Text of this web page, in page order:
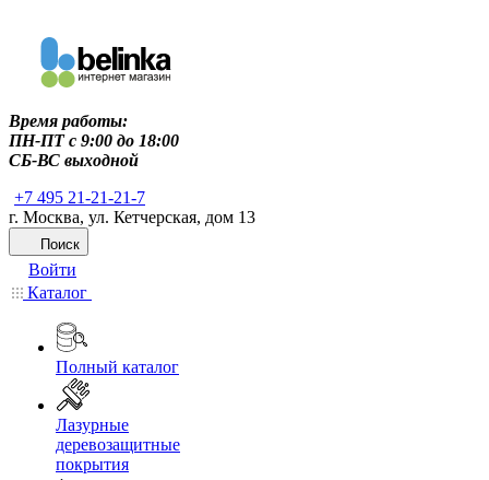
Время работы:
ПН-ПТ c 9:00 до 18:00
СБ-ВС выходной
+7 495 21-21-21-7
г. Москва, ул. Кетчерская, дом 13
Поиск
Войти
Каталог
Полный каталог
Лазурные
деревозащитные
покрытия